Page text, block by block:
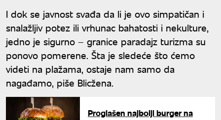
I dok se javnost svađa da li je ovo simpatičan i
snalažljiv potez ili vrhunac bahatosti i nekulture,
jedno je sigurno – granice paradajz turizma su
ponovo pomerene. Šta je sledeće što ćemo
videti na plažama, ostaje nam samo da
nagađamo, piše Blicžena.
Proglašen najbolji burger na